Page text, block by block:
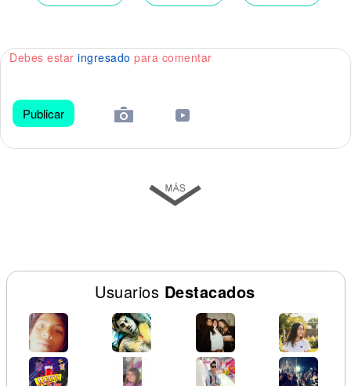
Debes estar ingresado para comentar
Publicar
Usuarios Destacados